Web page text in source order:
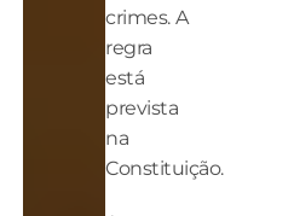
crimes. A
regra
está
prevista
na
Constituição.